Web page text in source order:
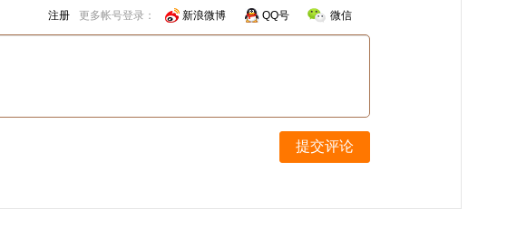
注册 更多帐号登录： 新浪微博 QQ号 微信
提交评论